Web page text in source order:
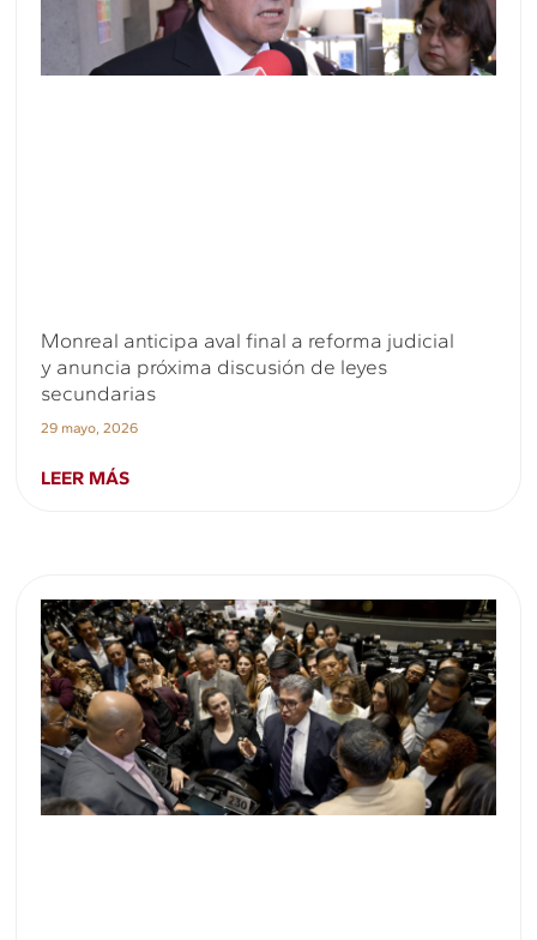
Monreal anticipa aval final a reforma judicial
y anuncia próxima discusión de leyes
secundarias
29 mayo, 2026
LEER MÁS